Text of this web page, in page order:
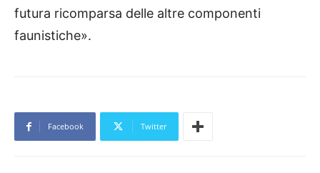
futura ricomparsa delle altre componenti
faunistiche».
Facebook Twitter